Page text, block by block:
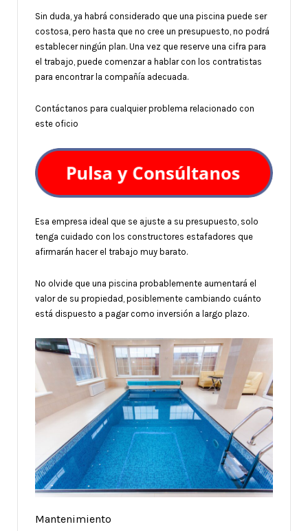
Sin duda, ya habrá considerado que una piscina puede ser
costosa, pero hasta que no cree un presupuesto, no podrá
establecer ningún plan. Una vez que reserve una cifra para
el trabajo, puede comenzar a hablar con los contratistas
para encontrar la compañía adecuada.
Contáctanos para cualquier problema relacionado con
este oficio
Esa empresa ideal que se ajuste a su presupuesto, solo
tenga cuidado con los constructores estafadores que
afirmarán hacer el trabajo muy barato.
No olvide que una piscina probablemente aumentará el
valor de su propiedad, posiblemente cambiando cuánto
está dispuesto a pagar como inversión a largo plazo.
Mantenimiento